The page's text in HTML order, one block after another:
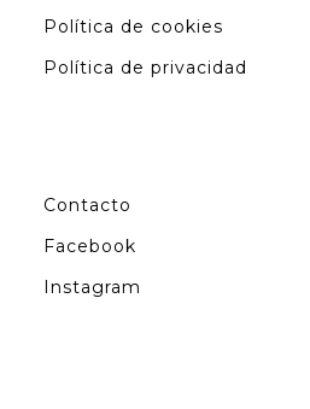
Política de cookies
Política de privacidad
Contacto
Facebook
Instagram